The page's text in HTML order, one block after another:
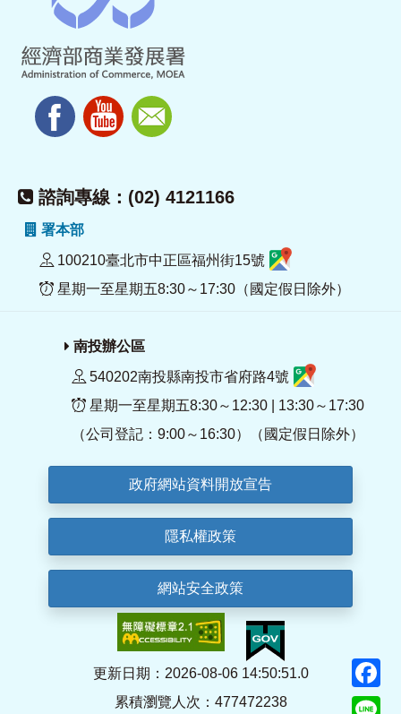
諮詢專線：(02) 4121166
署本部
100210臺北市中正區福州街15號
星期一至星期五8:30～17:30（國定假日除外）
南投辦公區
540202南投縣南投市省府路4號
星期一至星期五8:30～12:30 | 13:30～17:30
（公司登記：9:00～16:30）（國定假日除外）
政府網站資料開放宣告
隱私權政策
網站安全政策
更新日期：2026-08-06 14:50:51.0
累積瀏覽人次：477472238